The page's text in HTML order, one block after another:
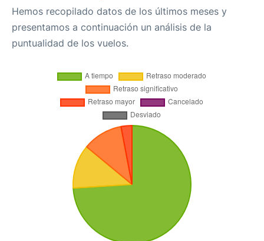
Hemos recopilado datos de los últimos meses y
presentamos a continuación un análisis de la
puntualidad de los vuelos.